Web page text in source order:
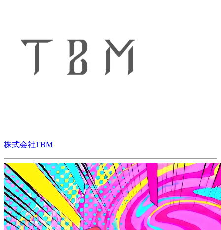
株式会社TBM